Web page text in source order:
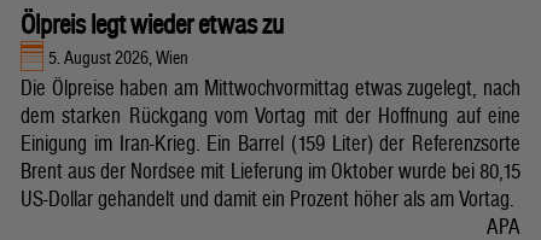
Ölpreis legt wieder etwas zu
5. August 2026, Wien
Die Ölpreise haben am Mittwochvormittag etwas zugelegt, nach
dem starken Rückgang vom Vortag mit der Hoffnung auf eine
Einigung im Iran-Krieg. Ein Barrel (159 Liter) der Referenzsorte
Brent aus der Nordsee mit Lieferung im Oktober wurde bei 80,15
US-Dollar gehandelt und damit ein Prozent höher als am Vortag.
APA